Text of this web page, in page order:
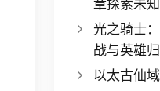
章探索未
光之骑士
战与英雄
以太古仙